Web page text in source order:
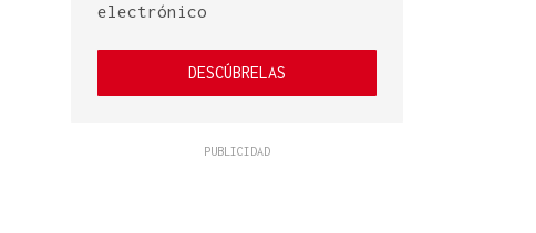
electrónico
DESCÚBRELAS